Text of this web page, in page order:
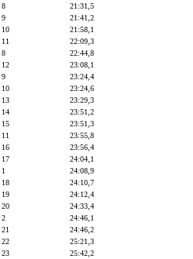
8 21:31,5
9 21:41,2
10 21:58,1
11 22:09,3
8 22:44,8
12 23:08,1
9 23:24,4
10 23:24,6
13 23:29,3
14 23:51,2
15 23:51,3
11 23:55,8
16 23:56,4
17 24:04,1
1 24:08,9
18 24:10,7
19 24:12,4
20 24:33,4
2 24:46,1
21 24:46,2
22 25:21,3
23 25:42,2